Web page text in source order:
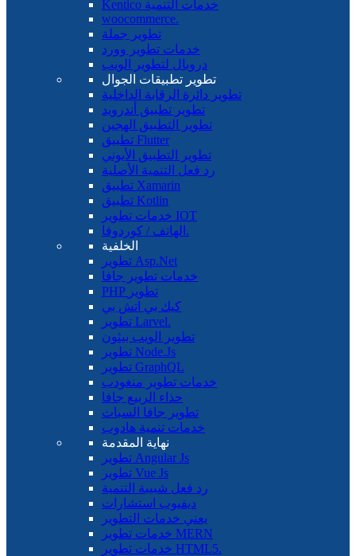
Kentico خدمات التنمية
woocommerce.
تطوير جملة
خدمات تطوير وورد
دروبال لتطوير الويب
تطوير تطبيقات الجوال
تطوير دائرة الرقابة الداخلية
تطوير تطبيق أندرويد
تطوير التطبيق الهجين
تطبيق Flutter
تطوير التطبيق الأيوني
رد فعل التنمية الأصلية
تطبيق Xamarin
تطبيق Kotlin
خدمات تطوير IOT
الهاتف / كوردوفا.
الخلفية
تطوير Asp.Net
خدمات تطوير جافا
PHP تطوير
كيك بي اتش بي
تطوير Larvel.
تطوير الويب بيثون
تطوير Node.Js
تطوير GraphQL
خدمات تطوير منغودب
حذاء الربيع جافا
تطوير جافا السبات
خدمات تنمية هادوب
نهاية المقدمة
تطوير Angular Js
تطوير Vue Js
رد فعل شبيبة التنمية
ديفيوب استشارات
يعني خدمات التطوير
خدمات تطوير MERN
خدمات تطوير HTML5.